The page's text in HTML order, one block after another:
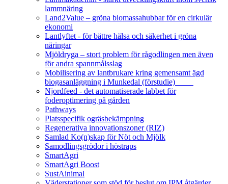
lammnäring
Land2Value – gröna biomassahubbar för en cirkulär
ekonomi
Lantlyftet - för bättre hälsa och säkerhet i gröna
näringar
Mjöldryga – stort problem för rågodlingen men även
för andra spannmålsslag
Mobilisering av lantbrukare kring gemensamt ägd
biogasanläggning i Munkedal (förstudie)
Njordfeed - det automatiserade labbet för
foderoptimering på gården
Pathways
Platsspecifik ogräsbekämpning
Regenerativa innovationszoner (RIZ)
Samlad Ko(n)skap för Nöt och Mjölk
Samodlingsgrödor i höstraps
SmartAgri
SmartAgri Boost
SustAinimal